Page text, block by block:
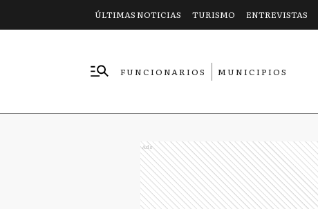
ÚLTIMAS NOTICIAS TURISMO ENTREVISTAS
FUNCIONARIOS
MUNICIPIOS
Ads